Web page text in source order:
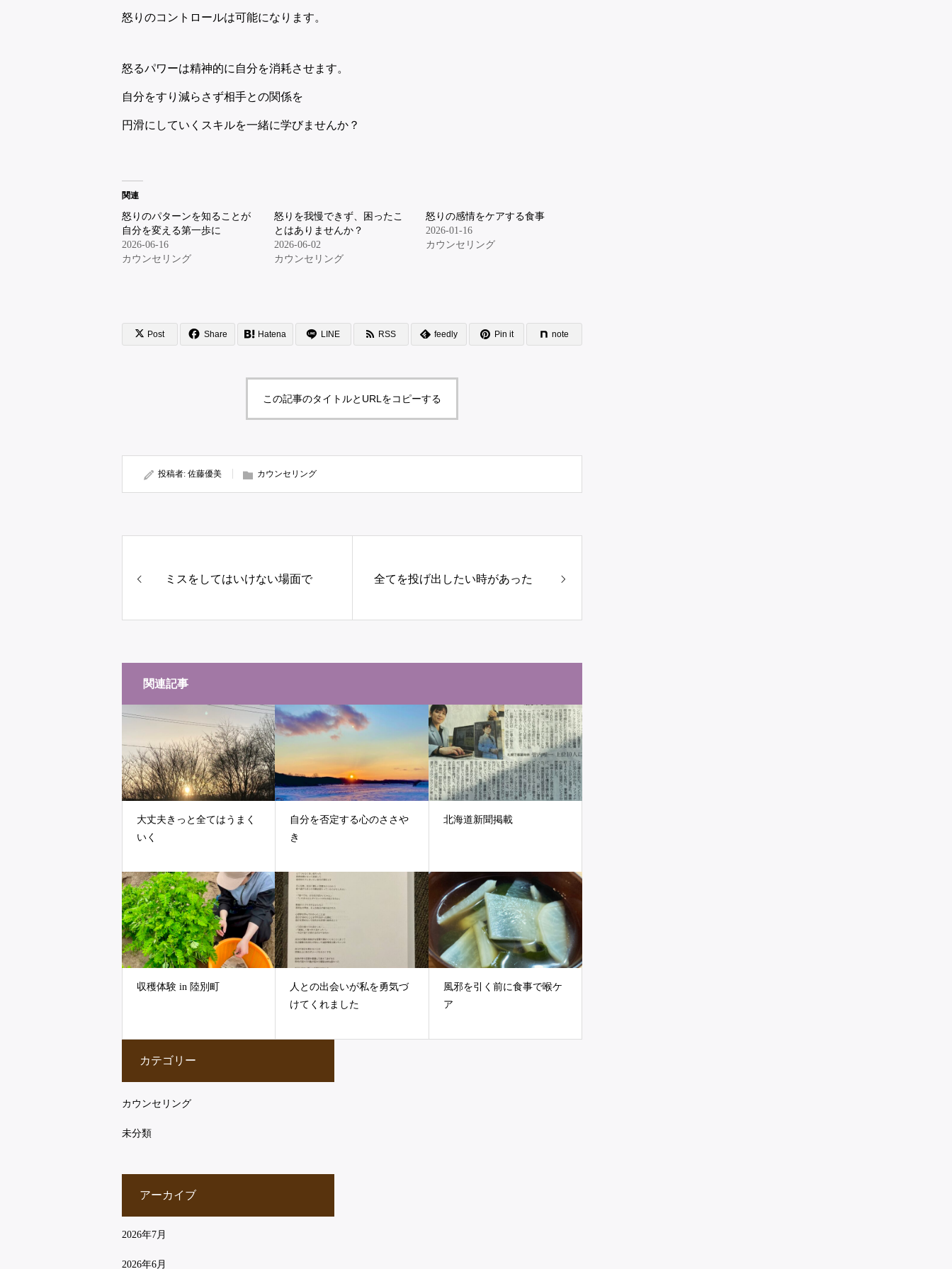
怒りのコントロールは可能になります。
怒るパワーは精神的に自分を消耗させます。
自分をすり減らさず相手との関係を
円滑にしていくスキルを一緒に学びませんか？
関連
怒りのパターンを知ることが
自分を変える第一歩に
2026-06-16
カウンセリング
怒りを我慢できず、困ったこ
とはありませんか？
2026-06-02
カウンセリング
怒りの感情をケアする食事
2026-01-16
カウンセリング
Post Share Hatena LINE RSS feedly Pin it note
この記事のタイトルとURLをコピーする
投稿者: 佐藤優美 カウンセリング
ミスをしてはいけない場面で 全てを投げ出したい時があった
関連記事
大丈夫きっと全てはうまく
いく
自分を否定する心のささや
き
北海道新聞掲載
収穫体験 in 陸別町
人との出会いが私を勇気づ
けてくれました
風邪を引く前に食事で喉ケ
ア
カテゴリー
カウンセリング
未分類
アーカイブ
2026年7月
2026年6月